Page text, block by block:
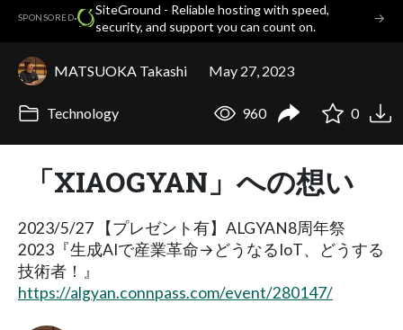
SPONSORED·
SiteGround - Reliable hosting with speed,
security, and support you can count on.
→
MATSUOKA Takashi May 27, 2023
Technology 960 0
「XIAOGYAN」への想い
2023/5/27 【プレゼント有】ALGYAN8周年祭
2023『生成AIで産業革命→どうなるIoT、どうする
技術者！』
https://algyan.connpass.com/event/280147/